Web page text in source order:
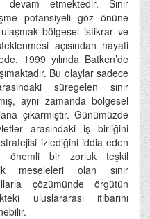
etmektedir. Sınır
potansiyeli göz önüne
ulaşmak bölgesel istikrar ve
açısından hayati
1999 yılında Batken’de
Bu olaylar sadece
süregelen sınır
aynı zamanda bölgesel
çıkarmıştır. Günümüzde
arasındaki iş birliğini
izlediğini iddia eden
önemli bir zorluk teşkil
meseleleri olan sınır
çözümünde örgütün
uluslararası itibarını